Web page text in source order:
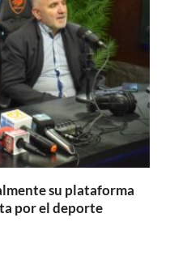
su plataforma
por el deporte